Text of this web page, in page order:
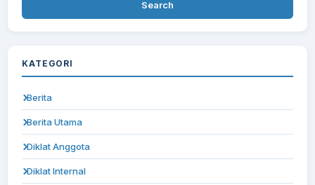
KATEGORI
Berita
Berita Utama
Diklat Anggota
Diklat Internal